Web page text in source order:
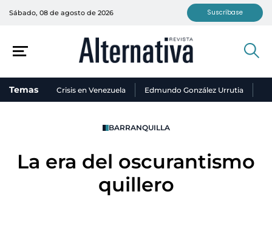
Sábado, 08 de agosto de 2026 Suscríbase
Temas Crisis en Venezuela Edmundo González Urrutia
BARRANQUILLA
La era del oscurantismo
quillero